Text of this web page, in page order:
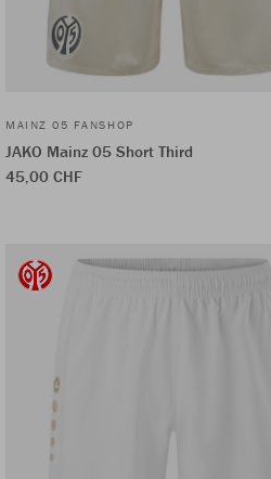
MAINZ 05 FANSHOP
JAKO Mainz 05 Short Third
45,00 CHF